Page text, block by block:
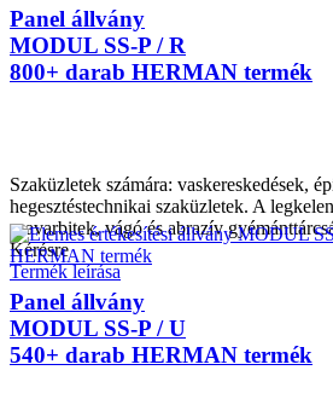
Panel állvány
MODUL SS-P / R
800+ darab HERMAN termék
Szaküzletek számára: vaskereskedések,
hegesztéstechnikai szaküzletek. A
csavarbitek, vágó és abrazív
Kérésre
Termék leírása
Panel állvány
MODUL SS-P / U
540+ darab HERMAN termék